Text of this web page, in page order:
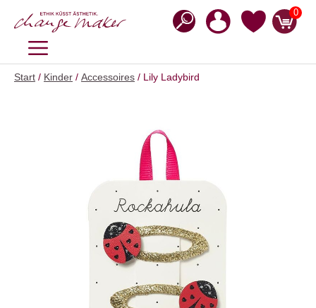
Inhalt
0
MENÜ
Start / Kinder / Accessoires / Lily Ladybird